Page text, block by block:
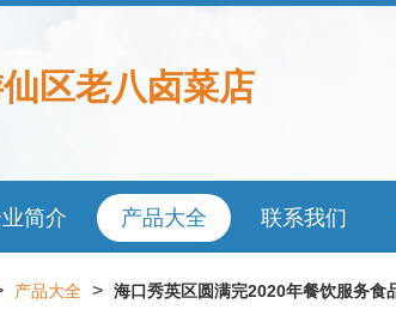
区老八卤菜店
简介 产品大全 联系我们
产品大全 > 海口秀英区圆满完2020年餐饮服务食